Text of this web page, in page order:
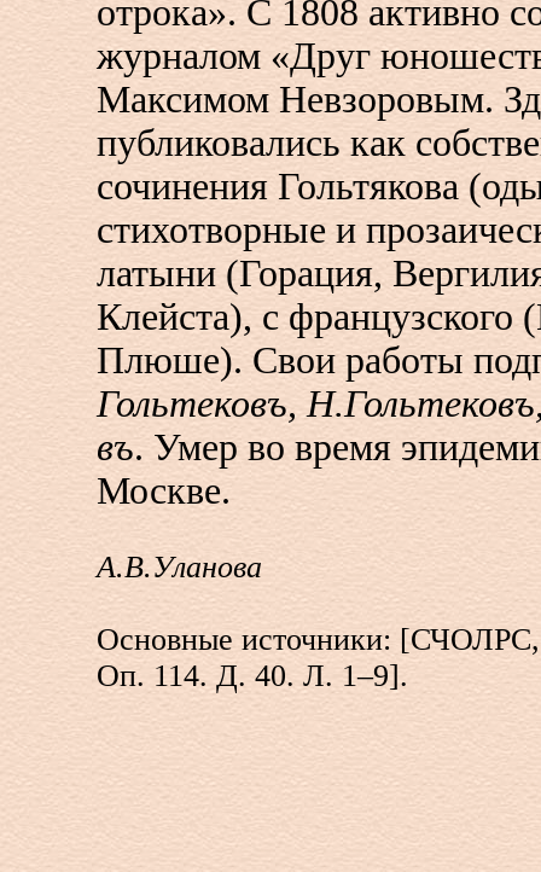
отрока». С 1808 активно
журналом «Друг
Максимом Невзоровым.
публиковались как
сочинения Гольтякова
стихотворные и
латыни (Горация,
Клейста), с
Плюше). Свои работы
Гольтековъ,
въ. Умер во время
Москве.
А.В.Уланова
Основные источники:
Оп. 114. Д. 40. Л. 1–9].